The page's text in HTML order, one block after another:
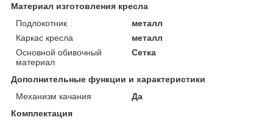
Материал изготовления кресла
Подлокотник
металл
Каркас кресла
металл
Основной обивочный
материал
Сетка
Дополнительные функции и характеристики
Механизм качания
Да
Комплектация